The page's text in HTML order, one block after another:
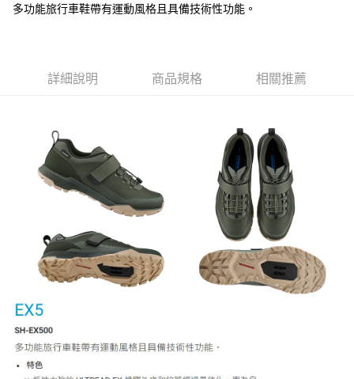
多功能旅行車鞋帶有運動風格且具備技術性功能。
詳細說明 商品規格 相關推薦